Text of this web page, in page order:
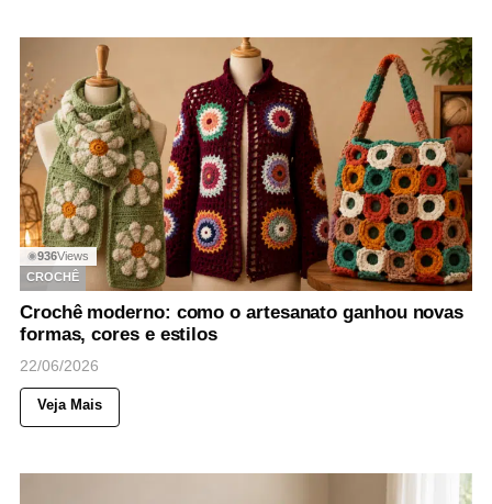
◉936Views
CROCHÊ
Crochê moderno: como o artesanato ganhou novas
formas, cores e estilos
22/06/2026
Veja Mais